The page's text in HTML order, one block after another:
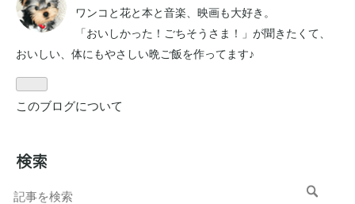
ワンコと花と本と音楽、映画も大好き。
「おいしかった！ごちそうさま！」が聞きたくて、
おいしい、体にもやさしい晩ご飯を作ってます♪
このブログについて
検索